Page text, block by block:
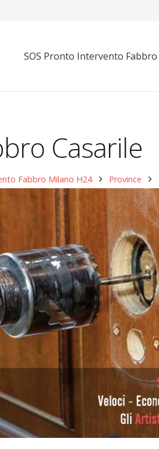
SOS Pronto Intervento
Casarile
Fabbro Milano H24 Province